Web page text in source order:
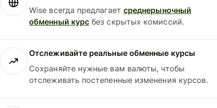
Wise всегда предлагает среднерыночный
обменный курс без скрытых комиссий.
Отслеживайте реальные обменные курсы
Сохраняйте нужные вам валюты, чтобы
отслеживать постепенные изменения курсов.